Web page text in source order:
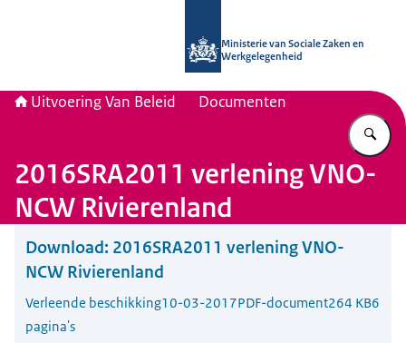
Ministerie van Sociale Zaken en
Werkgelegenheid
Uitvoering Van Beleid Documenten
2016SRA2011 verlening VNO-
NCW Rivierenland
Download: 2016SRA2011 verlening VNO-
NCW Rivierenland
Verleende beschikking10-03-2017PDF-document264 KB6
pagina's